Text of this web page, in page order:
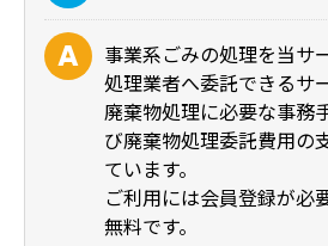
事業系ごみの処理を当サ
処理業者へ委託できるサ
廃棄物処理に必要な事務
び廃棄物処理委託費用の
ています。
ご利用には会員登録が必
無料です。